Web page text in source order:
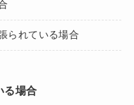
られている場合
る場合